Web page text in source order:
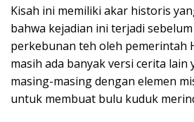
Kisah ini memiliki akar historis
bahwa kejadian ini terjadi
perkebunan teh oleh pemerintah
masih ada banyak versi cerita lain
masing-masing dengan elemen
untuk membuat bulu kuduk